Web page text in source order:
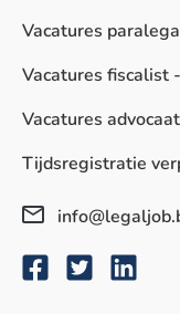
Vacatures
Vacatures fiscalist
Vacatures
Tijdsregistratie